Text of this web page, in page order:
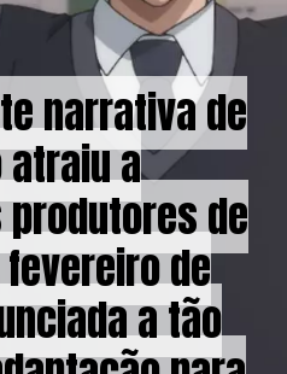
narrativa de
atraiu a
de
de
a tão
narrativa de
atraiu a
de
de
a tão